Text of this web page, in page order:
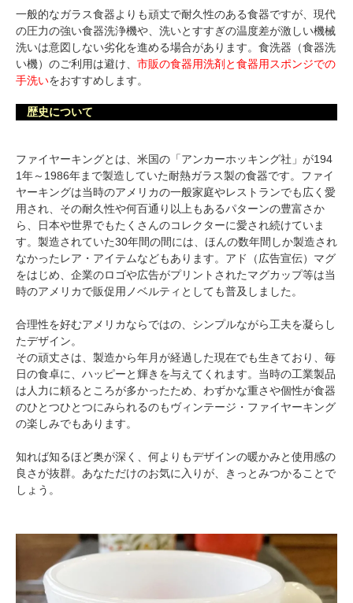
一般的なガラス食器よりも頑丈で耐久性のある食器ですが、現代
の圧力の強い食器洗浄機や、洗いとすすぎの温度差が激しい機械
洗いは意図しない劣化を進める場合があります。食洗器（食器洗
い機）のご利用は避け、 市販の食器用洗剤と食器用スポンジでの
手洗いをおすすめします。
歴史について
ファイヤーキングとは、米国の「アンカーホッキング社」が194
1年～1986年まで製造していた耐熱ガラス製の食器です。ファイ
ヤーキングは当時のアメリカの一般家庭やレストランでも広く愛
用され、その耐久性や何百通り以上もあるパターンの豊富さか
ら、日本や世界でもたくさんのコレクターに愛され続けていま
す。製造されていた30年間の間には、ほんの数年間しか製造され
なかったレア・アイテムなどもあります。アド（広告宣伝）マグ
をはじめ、企業のロゴや広告がプリントされたマグカップ等は当
時のアメリカで販促用ノベルティとしても普及しました。
合理性を好むアメリカならではの、シンプルながら工夫を凝らし
たデザイン。
その頑丈さは、製造から年月が経過した現在でも生きており、毎
日の食卓に、ハッピーと輝きを与えてくれます。当時の工業製品
は人力に頼るところが多かったため、わずかな重さや個性が食器
のひとつひとつにみられるのもヴィンテージ・ファイヤーキング
の楽しみでもあります。
知れば知るほど奥が深く、何よりもデザインの暖かみと使用感の
良さが抜群。あなただけのお気に入りが、きっとみつかることで
しょう。